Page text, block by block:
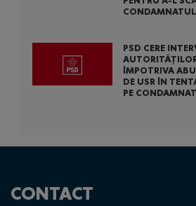
PSD CERE
ÎMPOTRIVA
DE USR ÎN
PE
CONTACT